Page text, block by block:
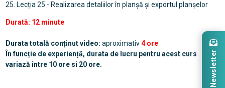
25. Lecția 25 - Realizarea detaliilor în planșă și exportul planșelor
Durată: 12 minute
Durata totală conținut video: aproximativ4 ore
În funcție de experiență, durata de lucru pentru acest curs
variază între 10 ore si 20 ore.
Newsletter